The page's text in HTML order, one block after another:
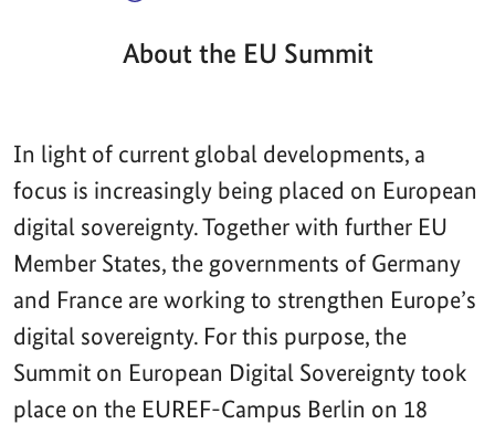
About the EU Summit
In light of current global developments, a
focus is increasingly being placed on European
digital sovereignty. Together with further EU
Member States, the governments of Germany
and France are working to strengthen Europe’s
digital sovereignty. For this purpose, the
Summit on European Digital Sovereignty took
place on the EUREF-Campus Berlin on 18